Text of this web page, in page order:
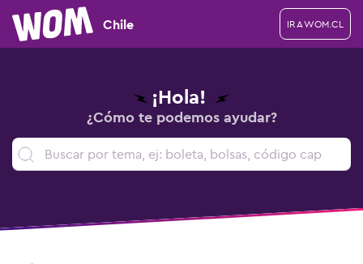
Chile IR A WOM.CL
¡Hola!
¿Cómo te podemos ayudar?